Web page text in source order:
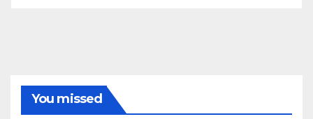
You missed